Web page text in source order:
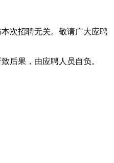
次招聘无关。敬请广大应聘
后果，由应聘人员自负。